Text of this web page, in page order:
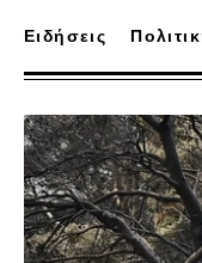
Ειδήσεις